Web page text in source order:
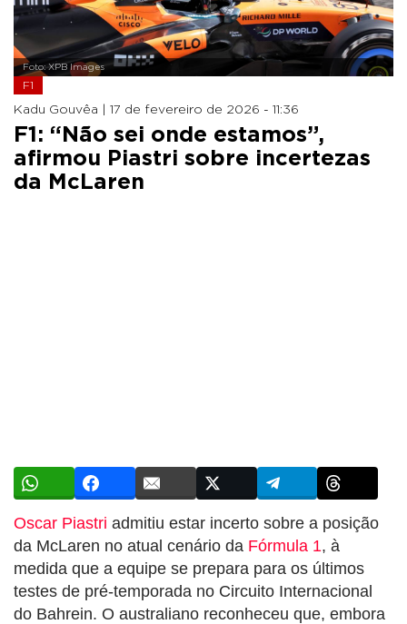
Foto: XPB Images
F1
Kadu Gouvêa | 17 de fevereiro de 2026 - 11:36
F1: “Não sei onde estamos”,
afirmou Piastri sobre incertezas
da McLaren
Oscar Piastri admitiu estar incerto sobre a posição
da McLaren no atual cenário da Fórmula 1, à
medida que a equipe se prepara para os últimos
testes de pré-temporada no Circuito Internacional
do Bahrein. O australiano reconheceu que, embora